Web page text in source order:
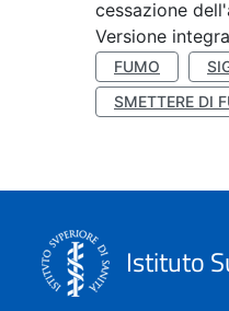
cessazione
Versione
FUMO
SMETTERE DI
Istituto